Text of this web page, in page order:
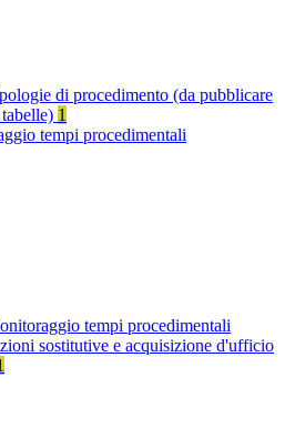
di procedimento (da pubblicare
1
tempi procedimentali
tempi procedimentali
sostitutive e acquisizione d'ufficio